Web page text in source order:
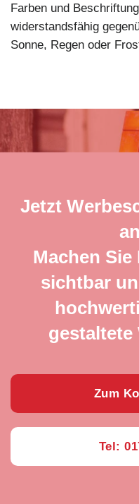
Farben und
widerstandsfähig
Sonne, Regen oder
Jetzt
Machen
sichtbar
gestaltete
Zum
Tel: